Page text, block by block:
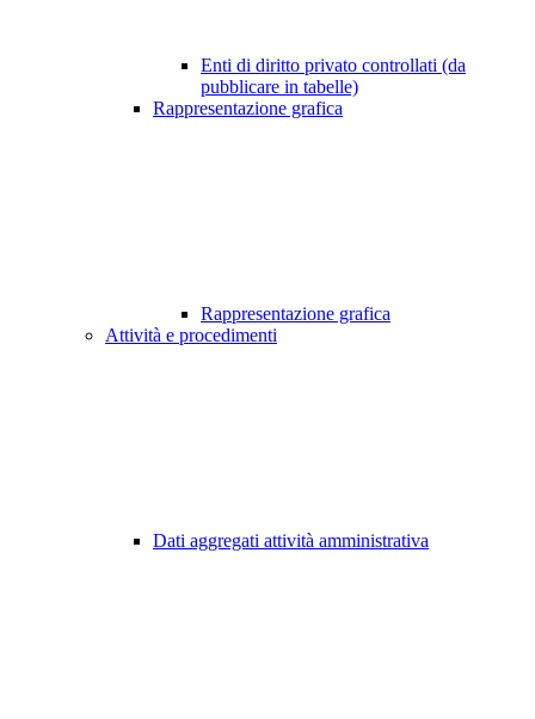
Enti di diritto privato controllati (da
pubblicare in tabelle)
Rappresentazione grafica
Rappresentazione grafica
Attività e procedimenti
Dati aggregati attività amministrativa